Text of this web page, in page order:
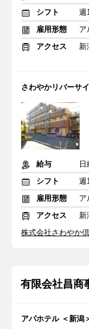
シフト
週
雇用形態
ア
アクセス
新
さわやかリバーサ
給与
シフト
週
雇用形態
ア
アクセス
新
株式会社さわやか
有限会社昌商
アパホテル ＜新